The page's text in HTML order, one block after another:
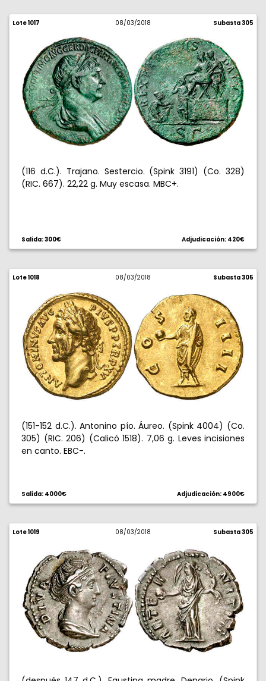
Lote 1017 08/03/2018 Subasta 305
(116 d.C.). Trajano. Sestercio. (Spink 3191) (Co. 328)
(RIC. 667). 22,22 g. Muy escasa. MBC+.
Salida: 300€ Adjudicación: 420€
Lote 1018 08/03/2018 Subasta 305
(151-152 d.C.). Antonino pío. Áureo. (Spink 4004) (Co.
305) (RIC. 206) (Calicó 1518). 7,06 g. Leves incisiones
en canto. EBC-.
Salida: 4000€ Adjudicación: 4900€
Lote 1019 08/03/2018 Subasta 305